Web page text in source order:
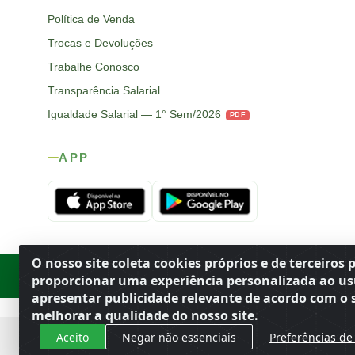
O nosso site coleta cookies próprios e de terceiros
proporcionar uma experiência personalizada ao
apresentar publicidade relevante de acordo com o
melhorar a qualidade do nosso site.
Aceito Negar não essenciais Preferências de
Política de Venda
Trocas e Devoluções
Trabalhe Conosco
Transparência Salarial
Igualdade Salarial — 1° Sem/2026
PDF
APP
Rod. SP-215, s/n, km 98 — Área Rural Porto Ferreira/ ·